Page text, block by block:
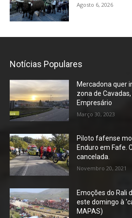
Agosto 6, 2026
Notícias Populares
Mercadona quer
zona de
Empresário
Março 30, 2023
Piloto fafense
Enduro em Fafe.
cancelada.
Novembro 20, 2021
Emoções do Rali
este domingo à
MAPAS)